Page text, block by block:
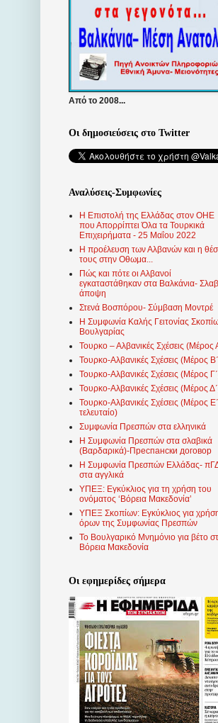
Από το 2008...
Οι δημοσιεύσεις στο Twitter
Αναλύσεις-Συμφωνίες
Η Επιστολή της Ελλάδας στον ΟΗΕ
που Απορρίπτει Όλα τα Τουρκικά
Επιχειρήματα - 25 Μαΐου 2022
Η προέλευση των Αλβανών και η
τους στην Οθωμα...
Πώς και πότε οι Αλβανοί
εγκαταστάθηκαν στα Βαλκάνια-
άποψη
Στενά Βοσπόρου- Σύμβαση Μοντρέ
Η Συμφωνία Καλής Γειτονίας
Βουλγαρίας
Τουρκο – Αλβανικές Σχέσεις (Mέρος
Τουρκο-Αλβανικές Σχέσεις (Μέρος
Τουρκο-Αλβανικές Σχέσεις (Μέρος
Τουρκο-Αλβανικές Σχέσεις (Μέρος
Τουρκο-Αλβανικές Σχέσεις (Μέρος
τελευταίο)
Συμφωνία Πρεσπών στα ελληνικά
Η Συμφωνία Πρεσπών στα σλαβικά
(Βαρδαρικά)-Преспански договор
Η Συμφωνία Πρεσπών Ελλάδας-
στα αγγλικά
ΥΠΕΞ: Εγκύκλιος για τη χρήση του
ονόματος ‘Βόρεια Μακεδονία’
ΥΠΕΞ Σκοπίων: Εγκύκλιος για
όρων της Συμφωνίας Πρεσπών
Το Βουλγαρικό Μνημόνιο για βέτο
Βόρεια Μακεδονία
Οι εφημερίδες σήμερα